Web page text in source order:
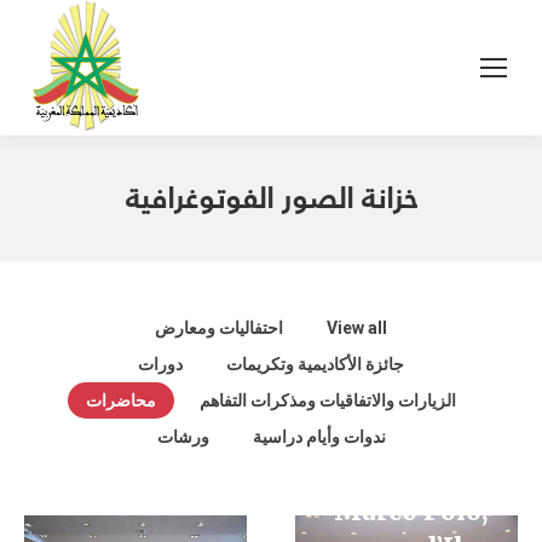
خزانة الصور الفوتوغرافية
View all
احتفاليات ومعارض
جائزة الأكاديمية وتكريمات
دورات
الزيارات والاتفاقيات ومذكرات التفاهم
محاضرات
ندوات وأيام دراسية
ورشات
littératures
comparées
Marco Polo,
محاضرة